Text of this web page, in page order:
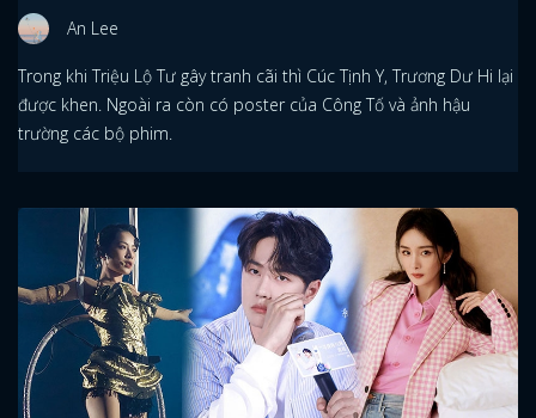
An Lee
Trong khi Triệu Lộ Tư gây tranh cãi thì Cúc Tịnh Y, Trương Dư Hi lại
được khen. Ngoài ra còn có poster của Công Tố và ảnh hậu
trường các bộ phim.